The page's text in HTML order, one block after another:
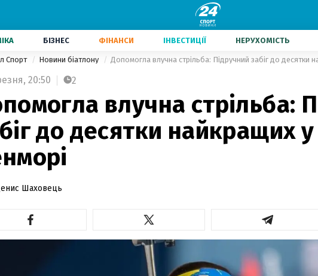
БІЗНЕС ФІНАНСИ ІНВЕСТИЦІЇ НЕРУХОМІСТЬ
Спорт Новини біатлону Допомогла влучна стрільба: Підручний забіг до десятки
20:50 2
влучна стрільба:
до десятки найкращих у
Шаховець